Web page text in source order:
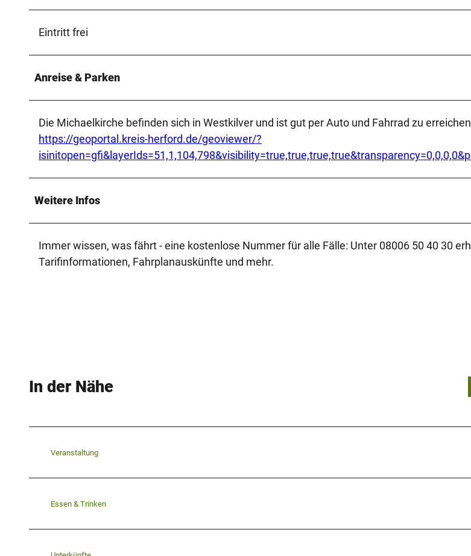
Eintritt frei
Anreise & Parken
Die Michaelkirche befinden sich in Westkilver und ist gut per Auto und Fahrrad zu
https://geoportal.kreis-herford.de/geoviewer/?
Weitere Infos
Immer wissen, was fährt - eine kostenlose Nummer für alle Fälle: Unter 08006 50 40 30
Tarifinformationen, Fahrplanauskünfte und mehr.
In der Nähe
Veranstaltung
Essen & Trinken